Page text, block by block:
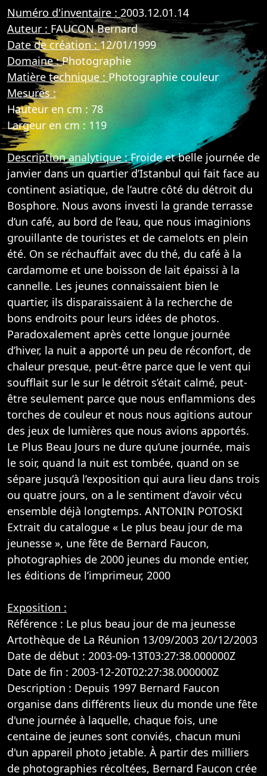
Numéro d'inventaire : 2003.12.01.14
Auteur : FAUCON Bernard
Date de création :12/01/1999
Domaine :Photographie
Matière technique : Photographie couleur
Mesures :
Hauteur en cm : 78
Largeur en cm : 119
Description analytique :Froide et belle journée de
janvier dans un quartier d’Istanbul qui fait face au
continent asiatique, de l’autre côté du détroit du
Bosphore. Nous avons investi la grande terrasse
d’un café, au bord de l’eau, que nous imaginions
grouillante de touristes et de camelots en plein
été. On se réchauffait avec du thé, du café à la
cardamome et une boisson de lait épaissi à la
cannelle. Les jeunes connaissaient bien le
quartier, ils disparaissaient à la recherche de
bons endroits pour leurs idées de photos.
Paradoxalement après cette longue journée
d’hiver, la nuit a apporté un peu de réconfort, de
chaleur presque, peut-être parce que le vent qui
soufflait sur le sur le détroit s’était calmé, peut-
être seulement parce que nous enflammions des
torches de couleur et nous nous agitions autour
des jeux de lumières que nous avions apportés.
Le Plus Beau Jours ne dure qu’une journée, mais
le soir, quand la nuit est tombée, quand on se
sépare jusqu’à l’exposition qui aura lieu dans trois
ou quatre jours, on a le sentiment d’avoir vécu
ensemble déjà longtemps. ANTONIN POTOSKI
Extrait du catalogue « Le plus beau jour de ma
jeunesse », une fête de Bernard Faucon,
photographies de 2000 jeunes du monde entier,
les éditions de l’imprimeur, 2000
Exposition :
Référence : Le plus beau jour de ma jeunesse
Artothèque de La Réunion 13/09/2003 20/12/2003
Date de début : 2003-09-13T03:27:38.000000Z
Date de fin : 2003-12-20T02:27:38.000000Z
Description : Depuis 1997 Bernard Faucon
organise dans différents lieux du monde une fête
d'une journée à laquelle, chaque fois, une
centaine de jeunes sont conviés, chacun muni
d'un appareil photo jetable. À partir des milliers
de photographies récoltées, Bernard Faucon crée